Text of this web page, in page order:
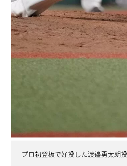
プロ初登板で好投した渡邉勇太朗